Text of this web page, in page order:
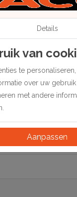
Details
van
te
over uw
met andere
Aanpassen